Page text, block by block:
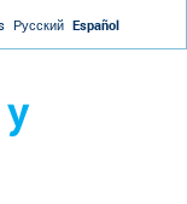
Русский Español